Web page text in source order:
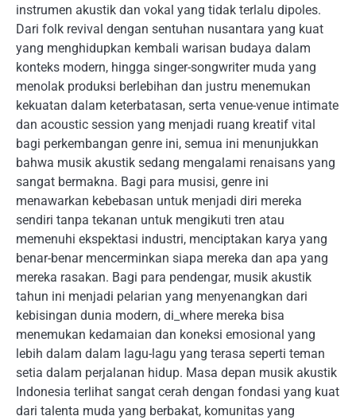
instrumen akustik dan vokal yang tidak terlalu dipoles.
Dari folk revival dengan sentuhan nusantara yang kuat
yang menghidupkan kembali warisan budaya dalam
konteks modern, hingga singer-songwriter muda yang
menolak produksi berlebihan dan justru menemukan
kekuatan dalam keterbatasan, serta venue-venue intimate
dan acoustic session yang menjadi ruang kreatif vital
bagi perkembangan genre ini, semua ini menunjukkan
bahwa musik akustik sedang mengalami renaisans yang
sangat bermakna. Bagi para musisi, genre ini
menawarkan kebebasan untuk menjadi diri mereka
sendiri tanpa tekanan untuk mengikuti tren atau
memenuhi ekspektasi industri, menciptakan karya yang
benar-benar mencerminkan siapa mereka dan apa yang
mereka rasakan. Bagi para pendengar, musik akustik
tahun ini menjadi pelarian yang menyenangkan dari
kebisingan dunia modern, di_where mereka bisa
menemukan kedamaian dan koneksi emosional yang
lebih dalam dalam lagu-lagu yang terasa seperti teman
setia dalam perjalanan hidup. Masa depan musik akustik
Indonesia terlihat sangat cerah dengan fondasi yang kuat
dari talenta muda yang berbakat, komunitas yang